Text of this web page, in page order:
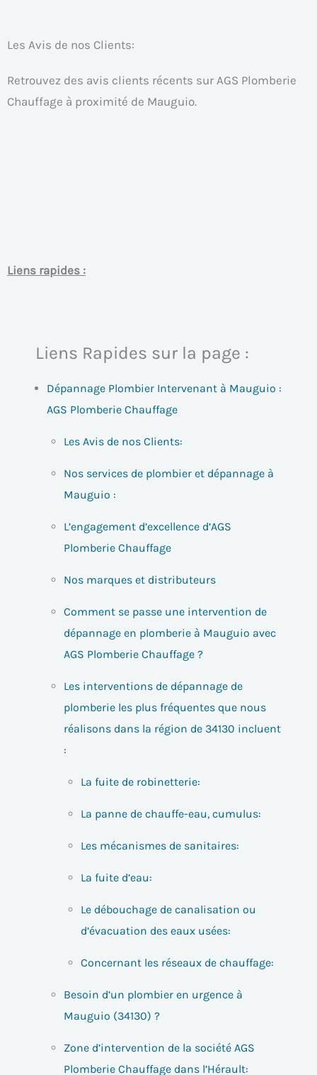
Les Avis de nos Clients:
Retrouvez des avis clients récents sur AGS Plomberie
Chauffage à proximité de Mauguio.
Liens rapides :
Liens Rapides sur la page :
Dépannage Plombier Intervenant à Mauguio :
AGS Plomberie Chauffage
Les Avis de nos Clients:
Nos services de plombier et dépannage à
Mauguio :
L’engagement d’excellence d’AGS
Plomberie Chauffage
Nos marques et distributeurs
Comment se passe une intervention de
dépannage en plomberie à Mauguio avec
AGS Plomberie Chauffage ?
Les interventions de dépannage de
plomberie les plus fréquentes que nous
réalisons dans la région de 34130 incluent
:
La fuite de robinetterie:
La panne de chauffe-eau, cumulus:
Les mécanismes de sanitaires:
La fuite d’eau:
Le débouchage de canalisation ou
d’évacuation des eaux usées:
Concernant les réseaux de chauffage:
Besoin d’un plombier en urgence à
Mauguio (34130) ?
Zone d’intervention de la société AGS
Plomberie Chauffage dans l’Hérault: